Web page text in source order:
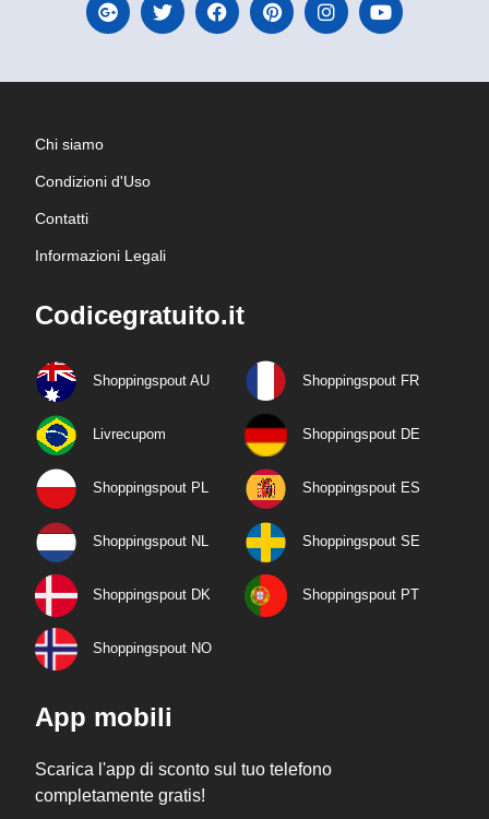
Chi siamo
Condizioni d'Uso
Contatti
Informazioni Legali
Codicegratuito.it
Shoppingspout AU Shoppingspout FR
Livrecupom Shoppingspout DE
Shoppingspout PL Shoppingspout ES
Shoppingspout NL Shoppingspout SE
Shoppingspout DK Shoppingspout PT
Shoppingspout NO
App mobili
Scarica l'app di sconto sul tuo telefono
completamente gratis!